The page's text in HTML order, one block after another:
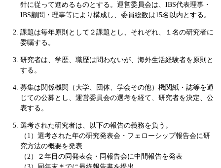
針に従って進めるものとする。運営委員会は、IBS代表理事・
IBS顧問・理事等により構成し、委員総数は15名以内とする。
課題は毎年原則として２課題とし、それぞれ、１名の研究者に
委嘱する。
研究者は、学歴、職歴は問わないが、海外生活経験者を原則と
する。
募集は関係機関（大学、団体、学会その他）機関紙・誌等を通
じての公募とし、運営委員会の選考を経て、研究者を決定、公
表する。
選考された研究者は、以下の報告の義務を負う。
（1）選考された年の研究発表会・フェローシップ報告会に研
究方法の概要を発表
（2）２年目の同発表会・同報告会に中間報告を発表